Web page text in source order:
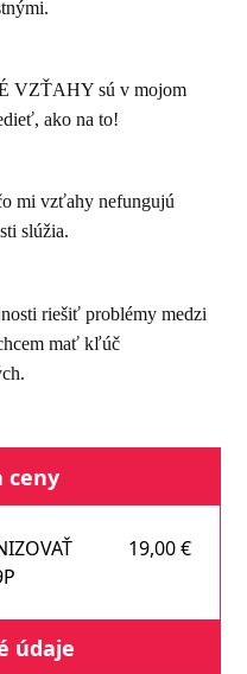
VZŤAHY sú v mojom
ako na to!
mi vzťahy nefungujú
slúžia.
riešiť problémy medzi
mať kľúč
ceny
19,00 €
údaje